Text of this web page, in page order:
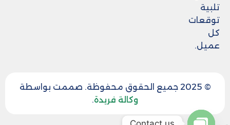
تلبية
توقعات
كل
عميل.
© 2025 جميع الحقوق محفوظة. صممت بواسطة
وكالة فريدة.